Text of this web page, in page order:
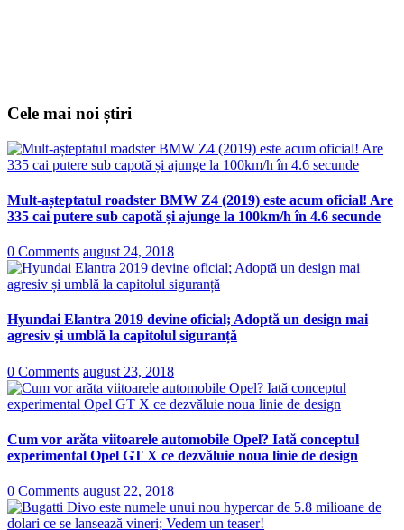
Cele mai noi știri
Mult-așteptatul roadster BMW Z4 (2019) este acum oficial! Are
335 cai putere sub capotă și ajunge la 100km/h în 4.6 secunde
0 Comments august 24, 2018
Hyundai Elantra 2019 devine oficial; Adoptă un design mai
agresiv și umblă la capitolul siguranță
0 Comments august 23, 2018
Cum vor arăta viitoarele automobile Opel? Iată conceptul
experimental Opel GT X ce dezvăluie noua linie de design
0 Comments august 22, 2018